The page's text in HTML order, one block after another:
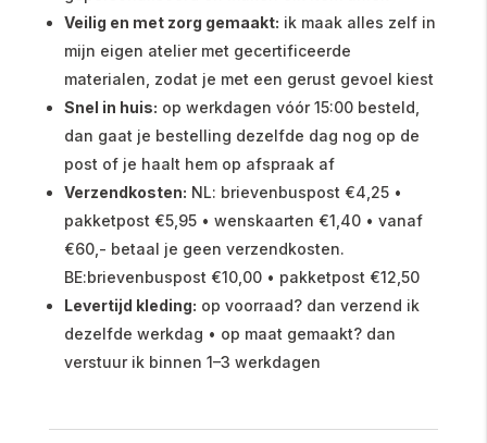
Veilig en met zorg gemaakt: ik maak alles zelf in
mijn eigen atelier met gecertificeerde
materialen, zodat je met een gerust gevoel kiest
Snel in huis: op werkdagen vóór 15:00 besteld,
dan gaat je bestelling dezelfde dag nog op de
post of je haalt hem op afspraak af
Verzendkosten: NL: brievenbuspost €4,25 •
pakketpost €5,95 • wenskaarten €1,40 • vanaf
€60,- betaal je geen verzendkosten.
BE:brievenbuspost €10,00 • pakketpost €12,50
Levertijd kleding: op voorraad? dan verzend ik
dezelfde werkdag • op maat gemaakt? dan
verstuur ik binnen 1–3 werkdagen